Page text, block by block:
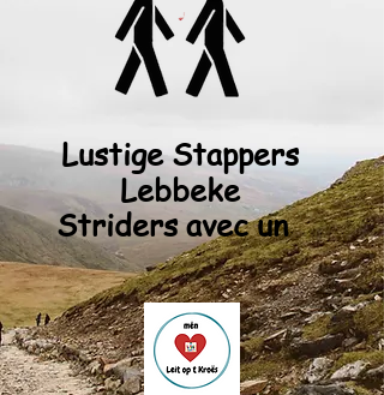
Lustige Stappers
Lebbeke
Striders avec un